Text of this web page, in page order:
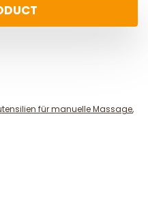
für manuelle Massage,